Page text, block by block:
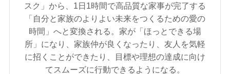
スク」から、1日1時間で高品質な家事が完了する
「自分と家族のよりよい未来をつくるための愛の
時間」へと変換される。家が「ほっとできる場
所」になり、家族仲が良くなったり、友人を気軽
に招くことができたり、目標や理想の達成に向け
てスムーズに行動できるようになる。